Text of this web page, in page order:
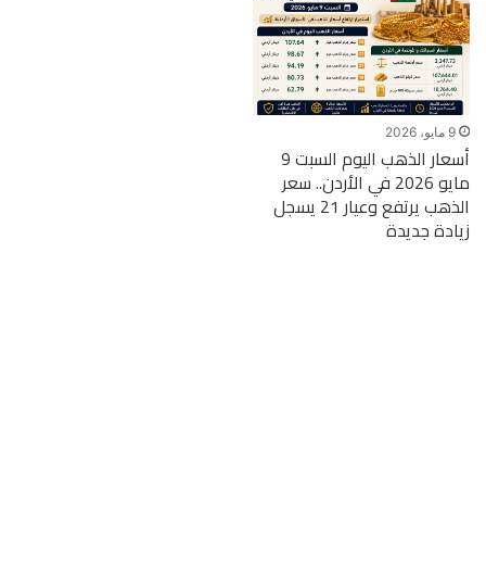
9 مايو، 2026
أسعار الذهب اليوم السبت 9
مايو 2026 في الأردن.. سعر
الذهب يرتفع وعيار 21 يسجل
زيادة جديدة